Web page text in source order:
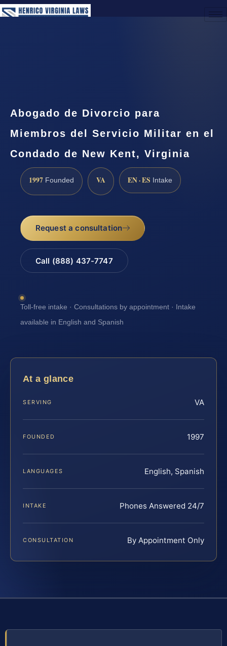
Abogado de Divorcio para
Miembros del Servicio Militar en el
Condado de New Kent, Virginia
1997 Founded VA EN · ES Intake
Request a consultation
Call (888) 437-7747
Toll-free intake · Consultations by appointment · Intake
available in English and Spanish
At a glance
SERVING VA
FOUNDED 1997
LANGUAGES English, Spanish
INTAKE Phones Answered 24/7
CONSULTATION By Appointment Only